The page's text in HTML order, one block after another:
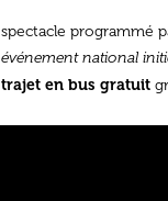
spectacle programmé
événement national
trajet en bus gratuit